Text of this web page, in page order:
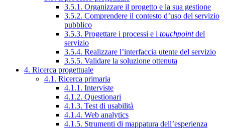
3.5.1. Organizzare il progetto e la sua gestione
3.5.2. Comprendere il contesto d’uso del servizio
pubblico
3.5.3. Progettare i processi e i touchpointdel
servizio
3.5.4. Realizzare l’interfaccia utente del servizio
3.5.5. Validare la soluzione ottenuta
4. Ricerca progettuale
4.1. Ricerca primaria
4.1.1. Interviste
4.1.2. Questionari
4.1.3. Test di usabilità
4.1.4. Web analytics
4.1.5. Strumenti di mappatura dell’esperienza